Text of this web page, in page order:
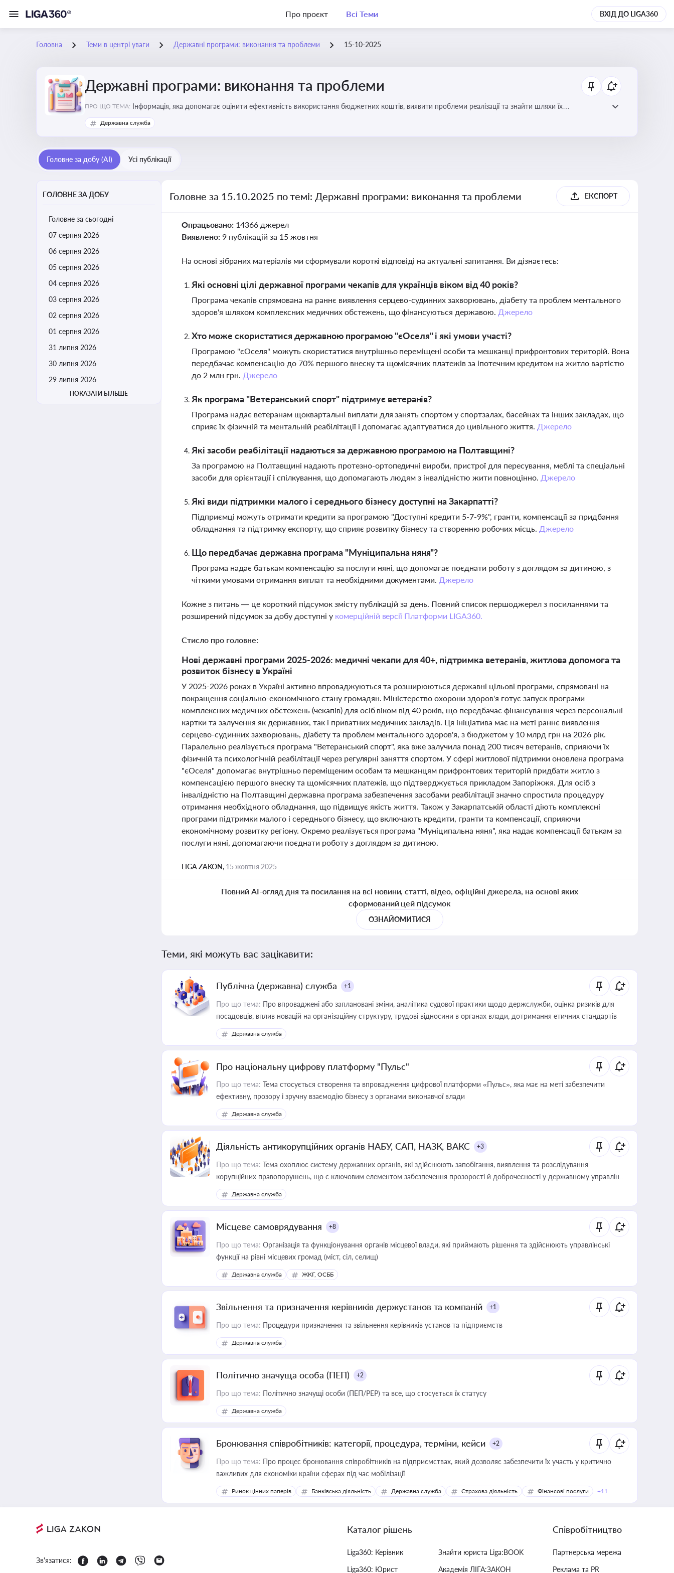
Про проєкт Всі Теми ВХІД ДО LIGA360
Головна Теми в центрі уваги Державні програми: виконання та проблеми 15-10-2025
Державні програми: виконання та проблеми
ПРО ЩО ТЕМА: Інформація, яка допомагає оцінити ефективність використання бюджетних коштів, виявити проблеми реалізації та знайти шляхи їх
удосконалення
Державна служба
Головне за добу (AI) Усі публікації
ГОЛОВНЕ ЗА ДОБУ
Головне за сьогодні
07 серпня 2026
06 серпня 2026
05 серпня 2026
04 серпня 2026
03 серпня 2026
02 серпня 2026
01 серпня 2026
31 липня 2026
30 липня 2026
29 липня 2026
ПОКАЗАТИ БІЛЬШЕ
Головне за 15.10.2025 по темі: Державні програми: виконання та проблеми ЕКСПОРТ
Опрацьовано: 14366 джерел
Виявлено: 9 публікацій за 15 жовтня
На основі зібраних матеріалів ми сформували короткі відповіді на актуальні запитання. Ви дізнаєтесь:
Які основні цілі державної програми чекапів для українців віком від 40 років?
Програма чекапів спрямована на раннє виявлення серцево-судинних захворювань, діабету та проблем ментального
здоров'я шляхом комплексних медичних обстежень, що фінансуються державою. Джерело
Хто може скористатися державною програмою "єОселя" і які умови участі?
Програмою "єОселя" можуть скористатися внутрішньо переміщені особи та мешканці прифронтових територій. Вона
передбачає компенсацію до 70% першого внеску та щомісячних платежів за іпотечним кредитом на житло вартістю
до 2 млн грн. Джерело
Як програма "Ветеранський спорт" підтримує ветеранів?
Програма надає ветеранам щоквартальні виплати для занять спортом у спортзалах, басейнах та інших закладах, що
сприяє їх фізичній та ментальній реабілітації і допомагає адаптуватися до цивільного життя. Джерело
Які засоби реабілітації надаються за державною програмою на Полтавщині?
За програмою на Полтавщині надають протезно-ортопедичні вироби, пристрої для пересування, меблі та спеціальні
засоби для орієнтації і спілкування, що допомагають людям з інвалідністю жити повноцінно. Джерело
Які види підтримки малого і середнього бізнесу доступні на Закарпатті?
Підприємці можуть отримати кредити за програмою "Доступні кредити 5-7-9%", гранти, компенсації за придбання
обладнання та підтримку експорту, що сприяє розвитку бізнесу та створенню робочих місць. Джерело
Що передбачає державна програма "Муніципальна няня"?
Програма надає батькам компенсацію за послуги няні, що допомагає поєднати роботу з доглядом за дитиною, з
чіткими умовами отримання виплат та необхідними документами. Джерело
Кожне з питань — це короткий підсумок змісту публікацій за день. Повний список першоджерел з посиланнями та
розширений підсумок за добу доступні у комерційній версії Платформи LIGA360.
Стисло про головне:
Нові державні програми 2025-2026: медичні чекапи для 40+, підтримка ветеранів, житлова допомога та
розвиток бізнесу в Україні
У 2025-2026 роках в Україні активно впроваджуються та розширюються державні цільові програми, спрямовані на
покращення соціально-економічного стану громадян. Міністерство охорони здоров'я готує запуск програми
комплексних медичних обстежень (чекапів) для осіб віком від 40 років, що передбачає фінансування через персональні
картки та залучення як державних, так і приватних медичних закладів. Ця ініціатива має на меті раннє виявлення
серцево-судинних захворювань, діабету та проблем ментального здоров'я, з бюджетом у 10 млрд грн на 2026 рік.
Паралельно реалізується програма "Ветеранський спорт", яка вже залучила понад 200 тисяч ветеранів, сприяючи їх
фізичній та психологічній реабілітації через регулярні заняття спортом. У сфері житлової підтримки оновлена програма
"єОселя" допомагає внутрішньо переміщеним особам та мешканцям прифронтових територій придбати житло з
компенсацією першого внеску та щомісячних платежів, що підтверджується прикладом Запоріжжя. Для осіб з
інвалідністю на Полтавщині державна програма забезпечення засобами реабілітації значно спростила процедуру
отримання необхідного обладнання, що підвищує якість життя. Також у Закарпатській області діють комплексні
програми підтримки малого і середнього бізнесу, що включають кредити, гранти та компенсації, сприяючи
економічному розвитку регіону. Окремо реалізується програма "Муніципальна няня", яка надає компенсації батькам за
послуги няні, допомагаючи поєднати роботу з доглядом за дитиною.
LIGA ZAKON, 15 жовтня 2025
Повний AI-огляд дня та посилання на всі новини, статті, відео, офіційні джерела, на основі яких
сформований цей підсумок
ОЗНАЙОМИТИСЯ
Теми, які можуть вас зацікавити:
Публічна (державна) служба +1
Про що тема: Про впроваджені або заплановані зміни, аналітика судової практики щодо держслужби, оцінка ризиків для
посадовців, вплив новацій на організаційну структуру, трудові відносини в органах влади, дотримання етичних стандартів
Державна служба
Про національну цифрову платформу "Пульс"
Про що тема: Тема стосується створення та впровадження цифрової платформи «Пульс», яка має на меті забезпечити
ефективну, прозору і зручну взаємодію бізнесу з органами виконавчої влади
Державна служба
Діяльність антикорупційних органів НАБУ, САП, НАЗК, ВАКС +3
Про що тема: Тема охоплює систему державних органів, які здійснюють запобігання, виявлення та розслідування
корупційних правопорушень, що є ключовим елементом забезпечення прозорості й доброчесності у державному управлінні
та бізнесі
Державна служба
Місцеве самоврядування +8
Про що тема: Організація та функціонування органів місцевої влади, які приймають рішення та здійснюють управлінські
функції на рівні місцевих громад (міст, сіл, селищ)
Державна служба ЖКГ, ОСББ
Звільнення та призначення керівників держустанов та компаній +1
Про що тема: Процедури призначення та звільнення керівників установ та підприємств
Державна служба
Політично значуща особа (ПЕП) +2
Про що тема: Політично значущі особи (ПЕП/PEP) та все, що стосується їх статусу
Державна служба
Бронювання співробітників: категорії, процедура, терміни, кейси +2
Про що тема: Про процес бронювання співробітників на підприємствах, який дозволяє забезпечити їх участь у критично
важливих для економіки країни сферах під час мобілізації
Ринок цінних паперів Банківська діяльність Державна служба Страхова діяльність Фінансові послуги +11
Зв'язатися:
Каталог рішень
Liga360: Керівник
Liga360: Юрист
Знайти юриста Liga:BOOK
Академія ЛІГА:ЗАКОН
Співробітництво
Партнерська мережа
Реклама та PR